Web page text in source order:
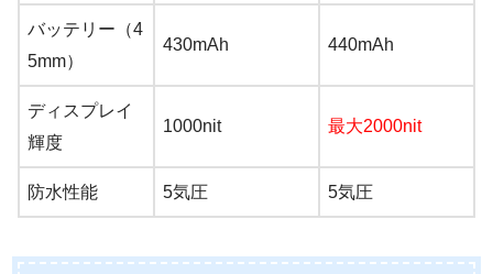
バッテリー（4
5mm）
430mAh 440mAh
ディスプレイ
輝度
1000nit 最大2000nit
防水性能 5気圧 5気圧